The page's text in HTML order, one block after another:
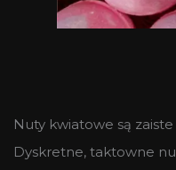
Nuty kwiatowe są
Dyskretne, taktowne